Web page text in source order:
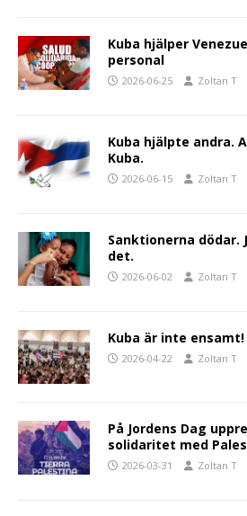
Kuba hjälper
personal
2026-06-25 Zoltan T
Kuba hjälpte andra.
Kuba.
2026-06-15 Zoltan T
Sanktionerna dödar.
det.
2026-06-02 Zoltan T
Kuba är inte ensamt!
2026-04-22 Zoltan T
På Jordens Dag
solidaritet med
2026-03-31 Zoltan T